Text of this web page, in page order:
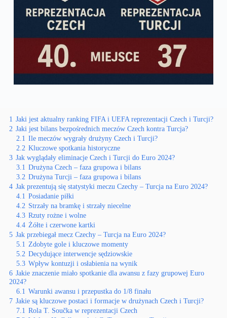
1 Jaki jest aktualny ranking FIFA i UEFA reprezentacji Czech i Turcji?
2 Jaki jest bilans bezpośrednich meczów Czech kontra Turcja?
2.1 Ile meczów wygrały drużyny Czech i Turcji?
2.2 Kluczowe spotkania historyczne
3 Jak wyglądały eliminacje Czech i Turcji do Euro 2024?
3.1 Drużyna Czech – faza grupowa i bilans
3.2 Drużyna Turcji – faza grupowa i bilans
4 Jak prezentują się statystyki meczu Czechy – Turcja na Euro 2024?
4.1 Posiadanie piłki
4.2 Strzały na bramkę i strzały niecelne
4.3 Rzuty rożne i wolne
4.4 Żółte i czerwone kartki
5 Jak przebiegał mecz Czechy – Turcja na Euro 2024?
5.1 Zdobyte gole i kluczowe momenty
5.2 Decydujące interwencje sędziowskie
5.3 Wpływ kontuzji i osłabienia na wynik
6 Jakie znaczenie miało spotkanie dla awansu z fazy grupowej Euro
2024?
6.1 Warunki awansu i przepustka do 1/8 finału
7 Jakie są kluczowe postaci i formacje w drużynach Czech i Turcji?
7.1 Rola T. Součka w reprezentacji Czech